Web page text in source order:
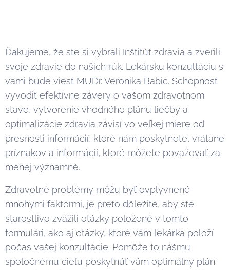
Ďakujeme, že ste si vybrali Inštitút zdravia a zverili
svoje zdravie do našich rúk. Lekársku konzultáciu s
vami bude viesť MUDr. Veronika Babic. Schopnosť
vyvodiť efektívne závery o vašom zdravotnom
stave, vytvorenie vhodného plánu liečby a
optimalizácie zdravia závisí vo veľkej miere od
presnosti informácií, ktoré nám poskytnete, vrátane
príznakov a informácií, ktoré môžete považovať za
menej významné..
Zdravotné problémy môžu byť ovplyvnené
mnohými faktormi, je preto dôležité, aby ste
starostlivo zvážili otázky položené v tomto
formulári, ako aj otázky, ktoré vám lekárka položí
počas vašej konzultácie. Pomôže to nášmu
spoločnému cieľu poskytnúť vám optimálny plán